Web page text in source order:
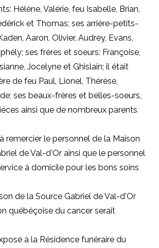
Hélène, Valérie, feu Isabelle, Brian,
et Thomas; ses arrière-petits-
Aaron, Olivier, Audrey, Evans,
ses frères et soeurs: Françoise,
Jocelyne et Ghislain; il était
de feu Paul, Lionel, Thérèse,
ses beaux-frères et belles-soeurs,
ainsi que de nombreux parents
remercier le personnel de la Maison
de Val-d'Or ainsi que le personnel
à domicile pour les bons soins
de la Source Gabriel de Val-d'Or
québéçoise du cancer serait
à la Résidence funéraire du